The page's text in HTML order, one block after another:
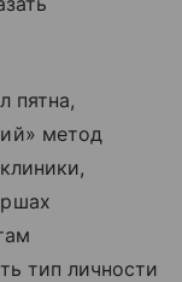
пятна,
метод
тип личности